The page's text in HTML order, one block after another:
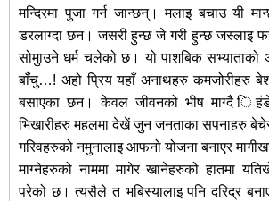
मन्दिरमा पुजा गर्न जान्छन्। मलाइ बचाउ यी
डरलाग्दा छन। जसरी हुन्छ जे गरी हुन्छ जस्लाइ
सोमुाउने धर्म चलेको छ। यो पाशबिक
बाँचु…! अहो पि्रय यहाँ अनाथहरु कमजोरीहरु
बसाएका छन। केवल जीवनको भीष माग्दै
भिखारीहरु महलमा देखें जुन जनताका सपनाहरु
गरिवहरुको नमुनालाइ आफनो योजना बनाएर
माग्नेहरुको नाममा मागेर खानेहरुको हातमा
परेको छ। त्यसैले त भबिस्यालाइ पनि दरिद्र